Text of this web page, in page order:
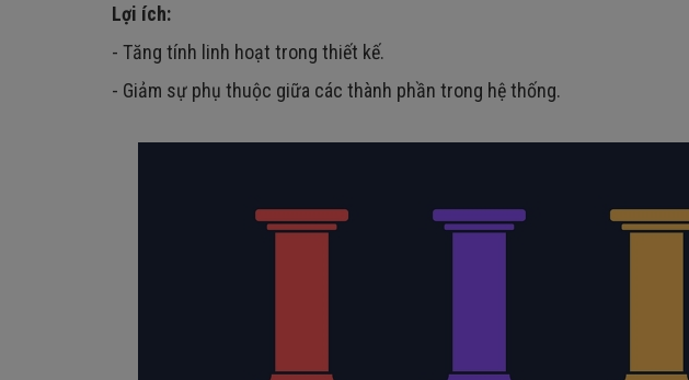
Lợi ích:
- Tăng tính linh hoạt trong thiết kế.
- Giảm sự phụ thuộc giữa các thành phần trong hệ thống.